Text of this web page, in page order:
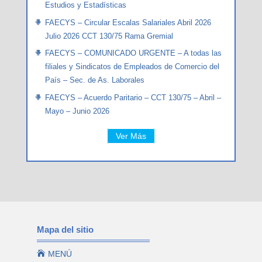
Estudios y Estadísticas
FAECYS – Circular Escalas Salariales Abril 2026
Julio 2026 CCT 130/75 Rama Gremial
FAECYS – COMUNICADO URGENTE – A todas las
filiales y Sindicatos de Empleados de Comercio del
País – Sec. de As. Laborales
FAECYS – Acuerdo Paritario – CCT 130/75 – Abril –
Mayo – Junio 2026
Ver Más
Mapa del sitio
 MENÚ